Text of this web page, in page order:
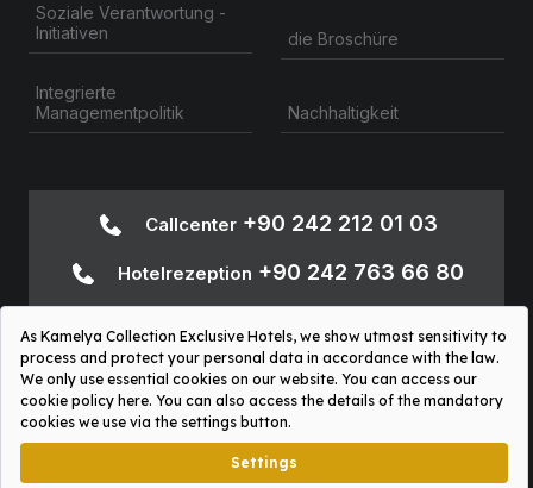
Soziale Verantwortung -
Initiativen
Integrierte
Managementpolitik
die Broschüre
Nachhaltigkeit
Callcenter+90 242 212 01 03
Hotelrezeption +90 242 763 66 80
763 66 80
Sosyal Platformlar Aydınlatma Metni